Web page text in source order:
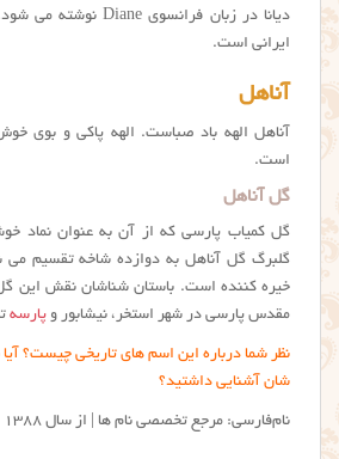
دیانا در زبان فرانسوی Diane نوشته می شود.
ایرانی است.
آناهل
آناهل الهه باد صباست. الهه پاکی و بوی
است.
گل آناهل
گل کمیاب پارسی که از آن به عنوان نماد
گلبرگ گل آناهل به دوازده شاخه تقسیم می
خیره کننده است. باستان شناشان نقش این گل
مقدس پارسی در شهر استخر، نیشابور و پارسه
نظر شما درباره این اسم های تاریخی چیست؟ آیا
شان آشنایی داشتید؟
نام‌فارسی: مرجع تخصصی نام ها | از سال ۱۳۸۸